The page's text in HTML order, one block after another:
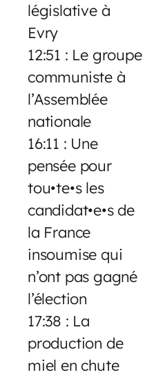
législative à
Evry
12:51 : Le groupe
communiste à
l’Assemblée
nationale
16:11 : Une
pensée pour
tou•te•s les
candidat•e•s de
la France
insoumise qui
n’ont pas gagné
l’élection
17:38 : La
production de
miel en chute